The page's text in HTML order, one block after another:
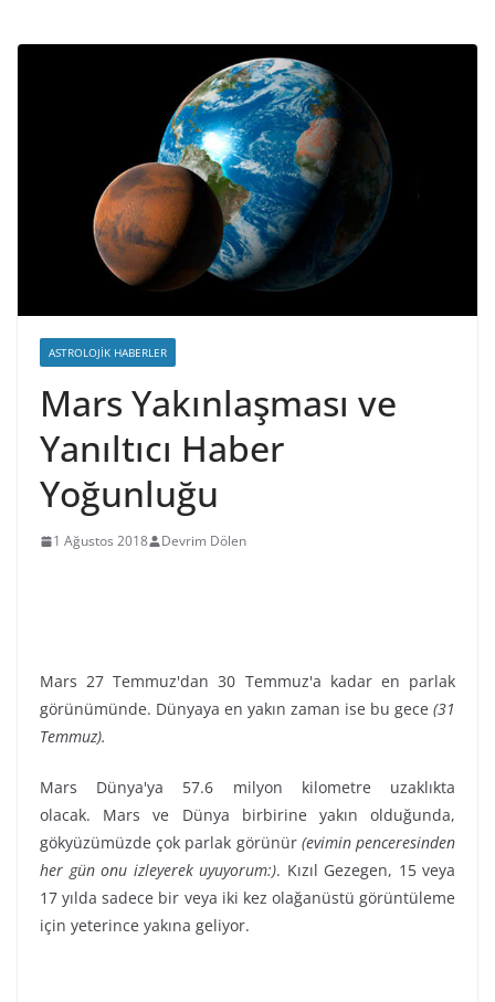
ASTROLOJIK HABERLER
Mars Yakınlaşması ve
Yanıltıcı Haber
Yoğunluğu
1 Ağustos 2018 Devrim Dölen
Mars 27 Temmuz'dan 30 Temmuz'a kadar en parlak
görünümünde. Dünyaya en yakın zaman ise bu gece (31
Temmuz).
Mars Dünya'ya 57.6 milyon kilometre uzaklıkta
olacak. Mars ve Dünya birbirine yakın olduğunda,
gökyüzümüzde çok parlak görünür (evimin penceresinden
her gün onu izleyerek uyuyorum:). Kızıl Gezegen, 15 veya
17 yılda sadece bir veya iki kez olağanüstü görüntüleme
için yeterince yakına geliyor.